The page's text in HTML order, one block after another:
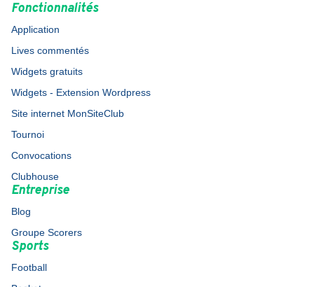
Fonctionnalités
Application
Lives commentés
Widgets gratuits
Widgets - Extension Wordpress
Site internet MonSiteClub
Tournoi
Convocations
Clubhouse
Entreprise
Blog
Groupe Scorers
Sports
Football